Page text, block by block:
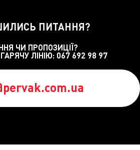
ПИТАННЯ?
ЧИ ПРОПОЗИЦІЇ?
ЛІНІЮ: 067 692 98 97